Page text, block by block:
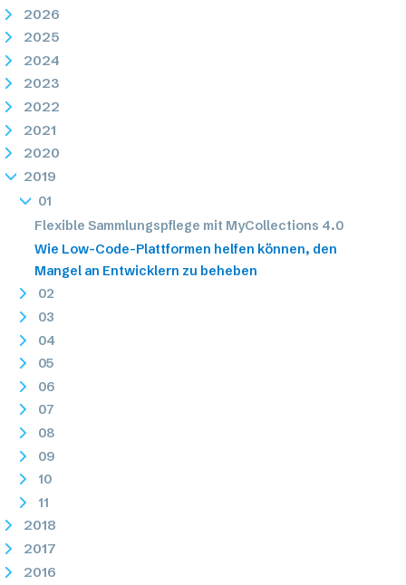
2026
2025
2024
2023
2022
2021
2020
2019
01
Flexible Sammlungspflege mit MyCollections 4.0
Wie Low-Code-Plattformen helfen können, den
Mangel an Entwicklern zu beheben
02
03
04
05
06
07
08
09
10
11
2018
2017
2016